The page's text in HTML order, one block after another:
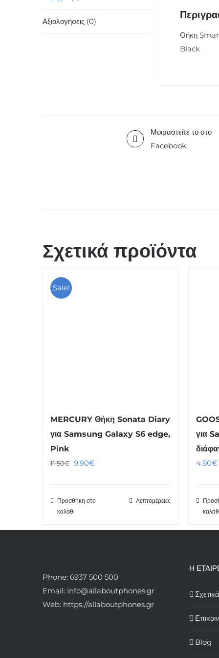
Αξιολογήσεις (0)
Θήκη
Black
Μοιραστείτε το στο
Facebook
Σχετικά προϊόντα
Sale!
MERCURY Θήκη Sonata Diary
για Samsung Galaxy S6 edge,
Pink
11.50€ Original
11.50€.
9.90€Η
είναι:
Προσθήκη στο
καλάθι
Λεπτομέρειες
για
4.90€
Phone: 6937 500 500
Email: info@allaboutphones.gr
Web: https://allaboutphones.gr
Η
Blog